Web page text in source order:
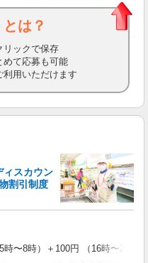
とは？
リックで保存
めて応募も可能
用いただけます
ィスカウン
割引制度
時〜8時）＋100円 （16時〜20